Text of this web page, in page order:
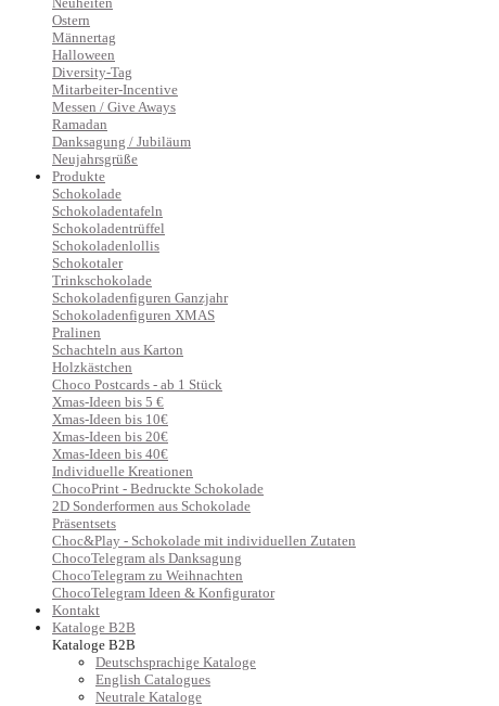
Ostern
Männertag
Halloween
Diversity-Tag
Mitarbeiter-Incentive
Messen / Give Aways
Ramadan
Danksagung / Jubiläum
Neujahrsgrüße
Produkte
Schokolade
Schokoladentafeln
Schokoladentrüffel
Schokoladenlollis
Schokotaler
Trinkschokolade
Schokoladenfiguren Ganzjahr
Schokoladenfiguren XMAS
Pralinen
Schachteln aus Karton
Holzkästchen
Choco Postcards - ab 1 Stück
Xmas-Ideen bis 5 €
Xmas-Ideen bis 10€
Xmas-Ideen bis 20€
Xmas-Ideen bis 40€
Individuelle Kreationen
ChocoPrint - Bedruckte Schokolade
2D Sonderformen aus Schokolade
Präsentsets
Choc&Play - Schokolade mit individuellen Zutaten
ChocoTelegram als Danksagung
ChocoTelegram zu Weihnachten
ChocoTelegram Ideen & Konfigurator
Kontakt
Kataloge B2B
Kataloge B2B
Deutschsprachige Kataloge
English Catalogues
Neutrale Kataloge